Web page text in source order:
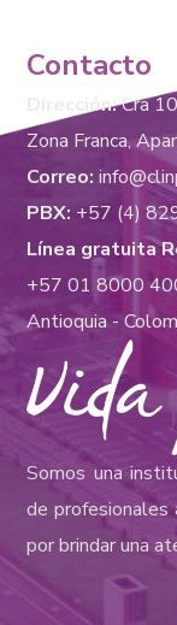
Contacto
Dirección:Cra
Zona Franca,
Correo:
PBX: +57 (4)
Línea gratuita
+57 01 8000
Antioquia -
Somos una
de profesionales
por brindar una